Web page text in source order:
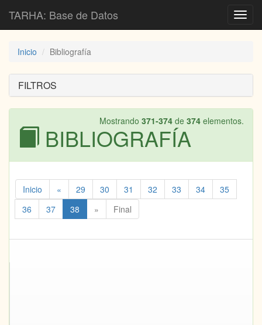
TARHA: Base de Datos
Inicio Bibliografía
FILTROS
Mostrando 371-374 de 374 elementos.
BIBLIOGRAFÍA
Inicio « 29 30 31 32 33 34
35
36
37 38 » Final